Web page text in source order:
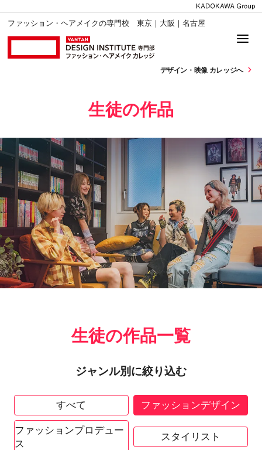
ファッション・ヘアメイクの専門校 東京｜大阪｜名古屋
デザイン・ 映像 カレッジへ
生徒の作品
生徒の作品一覧
ジャンル別に絞り込む
すべて ファッションデザイン
ファッションプロデュー
ス
スタイリスト